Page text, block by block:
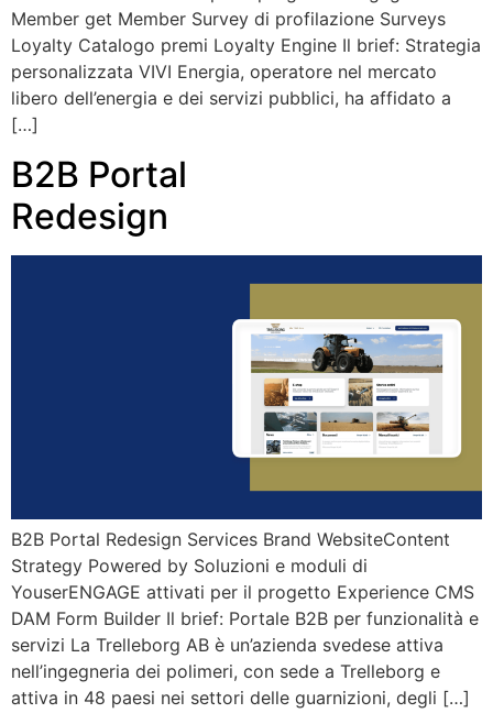
Member get Member Survey di profilazione Surveys
Loyalty Catalogo premi Loyalty Engine Il brief: Strategia
personalizzata VIVI Energia, operatore nel mercato
libero dell’energia e dei servizi pubblici, ha affidato a
[…]
B2B Portal
Redesign
B2B Portal Redesign Services Brand WebsiteContent
Strategy Powered by Soluzioni e moduli di
YouserENGAGE attivati per il progetto Experience CMS
DAM Form Builder Il brief: Portale B2B per funzionalità e
servizi La Trelleborg AB è un’azienda svedese attiva
nell’ingegneria dei polimeri, con sede a Trelleborg e
attiva in 48 paesi nei settori delle guarnizioni, degli […]